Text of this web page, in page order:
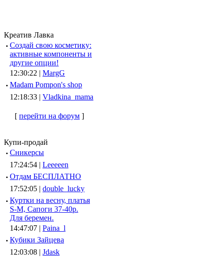
Креатив Лавка
· Создай свою косметику:
активные компоненты и
другие опции!
12:30:22 | MargG
· Madam Pompon's shop
12:18:33 | Vladkina_mama
[ перейти на форум ]
Купи-продай
· Сникерсы
17:24:54 | Leeeeen
· Отдам БЕСПЛАТНО
17:52:05 | double_lucky
· Куртки на весну, платья
S-M, Сапоги 37-40р.
Для беремен.
14:47:07 | Paina_l
· Кубики Зайцева
12:03:08 | Jdask